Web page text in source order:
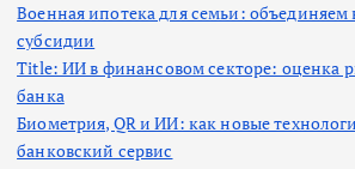
Военная ипотека для семьи: объединяем
субсидии
Title: ИИ в финансовом секторе: оценка
банка
Биометрия, QR и ИИ: как новые
банковский сервис